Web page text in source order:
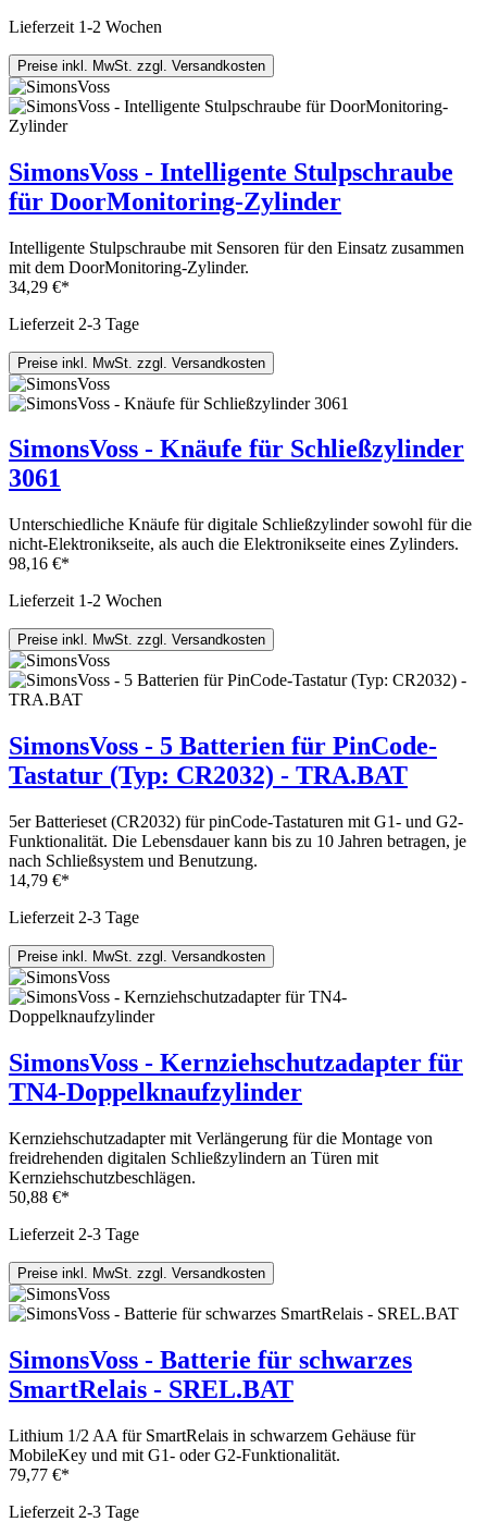
Lieferzeit 1-2 Wochen
Preise inkl. MwSt. zzgl. Versandkosten
SimonsVoss - Intelligente Stulpschraube
für DoorMonitoring-Zylinder
Intelligente Stulpschraube mit Sensoren für den Einsatz zusammen
mit dem DoorMonitoring-Zylinder.
34,29 €*
Lieferzeit 2-3 Tage
Preise inkl. MwSt. zzgl. Versandkosten
SimonsVoss - Knäufe für Schließzylinder
3061
Unterschiedliche Knäufe für digitale Schließzylinder sowohl für die
nicht-Elektronikseite, als auch die Elektronikseite eines Zylinders.
98,16 €*
Lieferzeit 1-2 Wochen
Preise inkl. MwSt. zzgl. Versandkosten
SimonsVoss - 5 Batterien für PinCode-
Tastatur (Typ: CR2032) - TRA.BAT
5er Batterieset (CR2032) für pinCode-Tastaturen mit G1- und G2-
Funktionalität. Die Lebensdauer kann bis zu 10 Jahren betragen, je
nach Schließsystem und Benutzung.
14,79 €*
Lieferzeit 2-3 Tage
Preise inkl. MwSt. zzgl. Versandkosten
SimonsVoss - Kernziehschutzadapter für
TN4-Doppelknaufzylinder
Kernziehschutzadapter mit Verlängerung für die Montage von
freidrehenden digitalen Schließzylindern an Türen mit
Kernziehschutzbeschlägen.
50,88 €*
Lieferzeit 2-3 Tage
Preise inkl. MwSt. zzgl. Versandkosten
SimonsVoss - Batterie für schwarzes
SmartRelais - SREL.BAT
Lithium 1/2 AA für SmartRelais in schwarzem Gehäuse für
MobileKey und mit G1- oder G2-Funktionalität.
79,77 €*
Lieferzeit 2-3 Tage